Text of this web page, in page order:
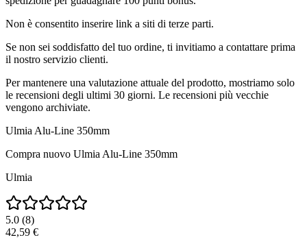
Non è consentito inserire link a siti di terze parti.
Se non sei soddisfatto del tuo ordine, ti invitiamo a contattare prima
il nostro servizio clienti.
Per mantenere una valutazione attuale del prodotto, mostriamo solo
le recensioni degli ultimi 30 giorni. Le recensioni più vecchie
vengono archiviate.
Ulmia Alu-Line 350mm
Compra nuovo Ulmia Alu-Line 350mm
Ulmia
5.0 (8)
42,59 €